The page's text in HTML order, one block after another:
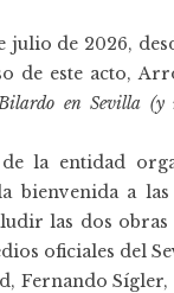
julio de 2026,
de este acto,
en Sevilla (y
la entidad
a las
las dos obras
oficiales del
Fernando